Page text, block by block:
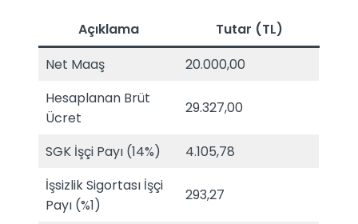
Açıklama
Tutar (TL)
Net Maaş
20.000,00
Hesaplanan Brüt
Ücret
29.327,00
SGK İşçi Payı (14%)
4.105,78
İşsizlik Sigortası İşçi
Payı (%1)
293,27